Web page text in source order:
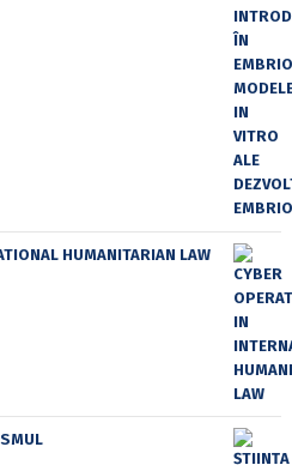
HUMANITARIAN LAW